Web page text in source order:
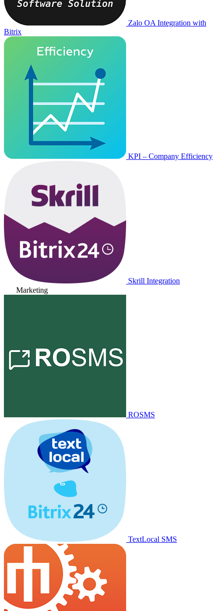
Zalo OA Integration with
Bitrix
KPI – Company Efficiency
Skrill Integration
Marketing
ROSMS
TextLocal SMS